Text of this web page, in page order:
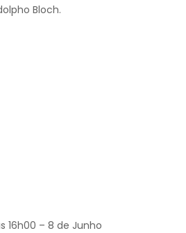
Bloch.
16h00 – 8 de Junho